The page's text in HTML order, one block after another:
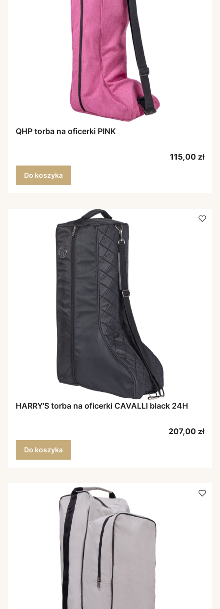
QHP torba na oficerki PINK
Cena
115,00 zł
Do koszyka
HARRY'S torba na oficerki CAVALLI black 24H
Cena
207,00 zł
Do koszyka